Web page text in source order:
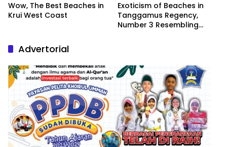
Wow, The Best Beaches in
Krui West Coast
Exoticism of Beaches in
Tanggamus Regency,
Number 3 Resembling
Advertorial